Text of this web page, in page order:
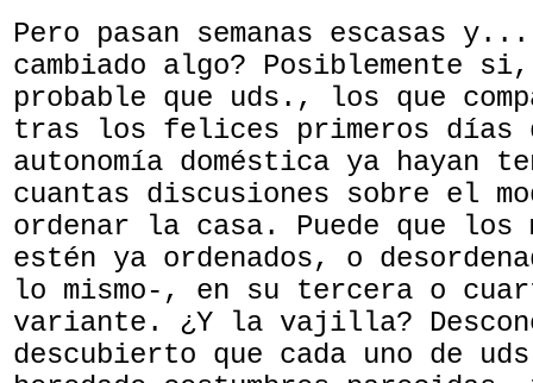
Pero pasan semanas escasas
cambiado algo? Posiblemente si,
probable que uds., los que
tras los felices primeros días
autonomía doméstica ya hayan
cuantas discusiones sobre el
ordenar la casa. Puede que los
estén ya ordenados, o
lo mismo-, en su tercera o
variante. ¿Y la vajilla?
descubierto que cada uno de